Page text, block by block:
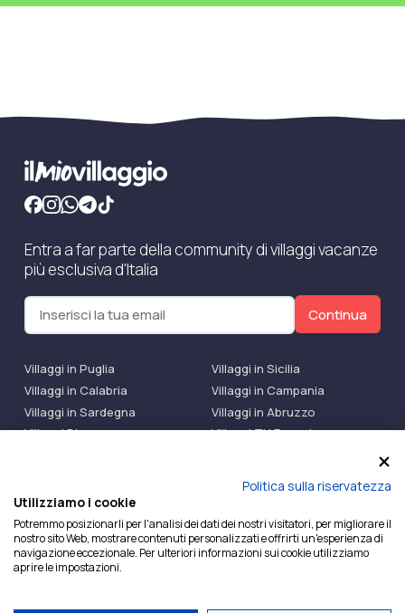
Entra a far parte della community di villaggi vacanze
più esclusiva d'Italia
Continua
Villaggi in Puglia
Villaggi in Sicilia
Villaggi in Calabria
Villaggi in Campania
Villaggi in Sardegna
Villaggi in Abruzzo
Villaggi Bluserena
Villaggi TH Resort
Ilmiovillaggio è un marchio di Ekiwi S.r.l.
Licenza Agenzia Viaggi e Turismo n° 2015/0133251 del
26/02/2015 e coperta da RC per Agenzia di Viaggi n°
OX00081147 REVO Specialty LiabilityXTravel Agencies.
Politica sulla riservatezza
Utilizziamo i cookie
Potremmo posizionarli per l'analisi dei dati dei nostri visitatori, per migliorare il
nostro sito Web, mostrare contenuti personalizzati e offrirti un'esperienza di
navigazione eccezionale. Per ulteriori informazioni sui cookie utilizziamo
aprire le impostazioni.